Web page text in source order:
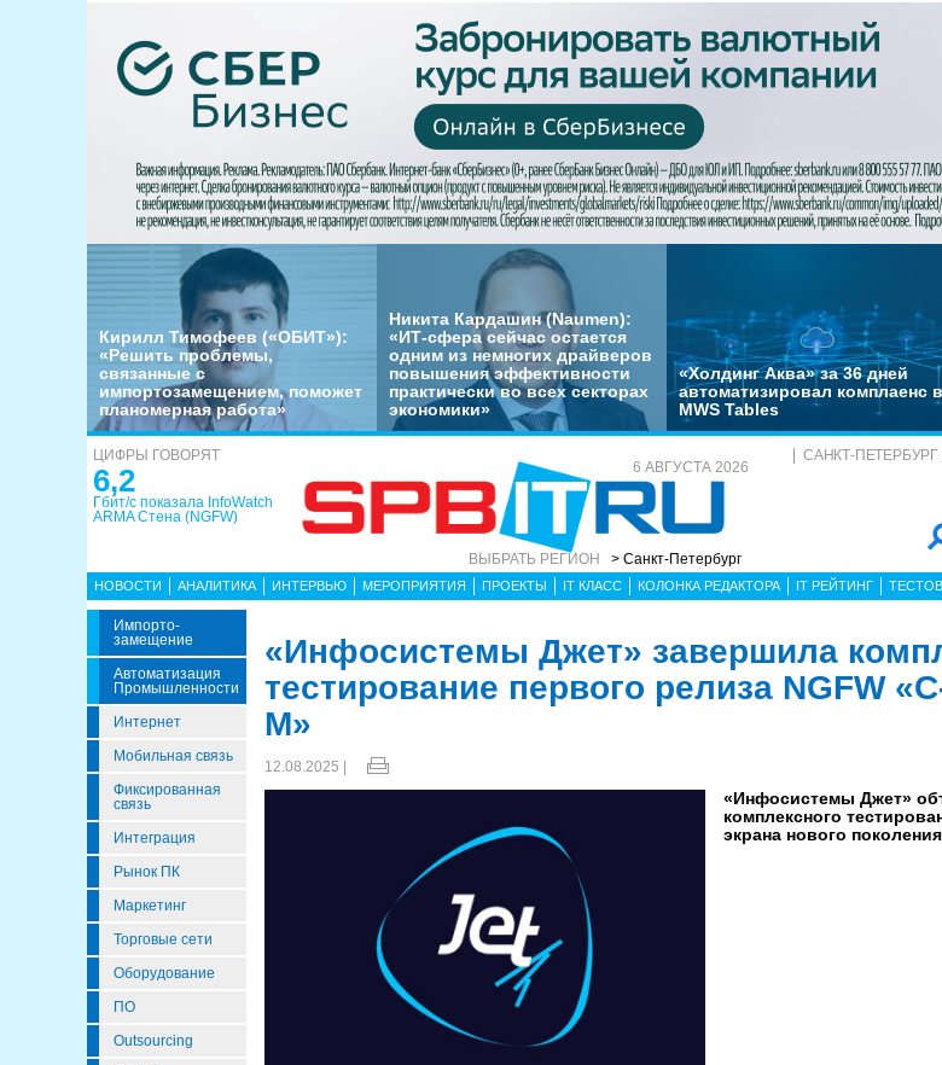
Кирилл Тимофеев («ОБИТ»):
«Решить проблемы,
связанные с
импортозамещением, поможет
планомерная работа»
Никита Кардашин (Naumen):
«ИТ-сфера сейчас остается
одним из немногих драйверов
повышения эффективности
практически во всех секторах
экономики»
«Холдинг Аква» за 36 дней
автоматизировал комплаенс в
MWS Tables
ЦИФРЫ ГОВОРЯТ
6,2
Гбит/с показала InfoWatch
ARMA Стена (NGFW)
6 АВГУСТА 2026
ВЫБРАТЬ РЕГИОН > Санкт-Петербург
САНКТ-ПЕТЕРБУРГ
НОВОСТИ АНАЛИТИКА ИНТЕРВЬЮ МЕРОПРИЯТИЯ ПРОЕКТЫ IT КЛАСС КОЛОНКА РЕДАКТОРА IT РЕЙТИНГ
Импорто­
Замещение
Автоматизация
Промышленности
Интернет
Мобильная связь
Фиксированная
связь
Интеграция
Рынок ПК
Маркетинг
Торговые сети
Оборудование
ПО
Outsourcing
«Инфосистемы Джет» завершила
тестирование первого релиза NGFW
М»
12.08.2025 |
«Инфосистемы Джет»
комплексного
экрана нового